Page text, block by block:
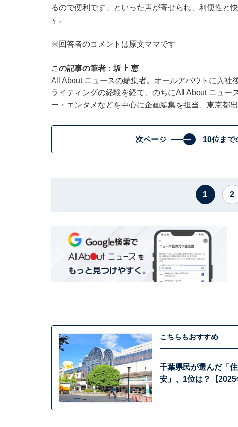
るので便利です」といった声が寄せられ、利便性と
す。
※回答者のコメントは原文ママです
この記事の筆者：坂上 恵
All About ニュースの編集者。オールアバウトに入
ライティングの経験を経て、のちにAll About ニュー
ー・エンタメなどを中心に企画編集を担当。東京都
次ページ 10位まで
1 2
こちらもおすすめ
千葉県民が選んだ「
安」、1位は？【2025